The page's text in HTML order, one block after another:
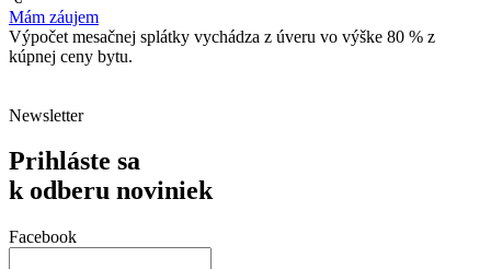
Mám záujem
Výpočet mesačnej splátky vychádza z úveru vo výške 80 % z
kúpnej ceny bytu.
Newsletter
Prihláste sa
k odberu noviniek
Facebook